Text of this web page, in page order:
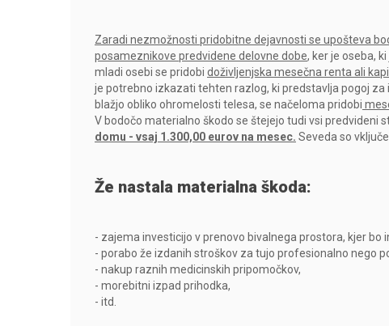
Zaradi nezmožnosti pridobitne dejavnosti se upošteva
posameznikove predvidene delovne dobe, ker je oseba,
mladi osebi se pridobi doživljenjska mesečna renta ali
je potrebno izkazati tehten razlog, ki predstavlja pogoj
blažjo obliko ohromelosti telesa, se načeloma pridobi
V bodočo materialno škodo se štejejo tudi vsi predvideni
domu - vsaj 1.300,00 eurov na mesec. Seveda so
Že nastala materialna škoda:
- zajema investicijo v prenovo bivalnega prostora, kjer bo
- porabo že izdanih stroškov za tujo profesionalno nego
- nakup raznih medicinskih pripomočkov,
- morebitni izpad prihodka,
- itd.